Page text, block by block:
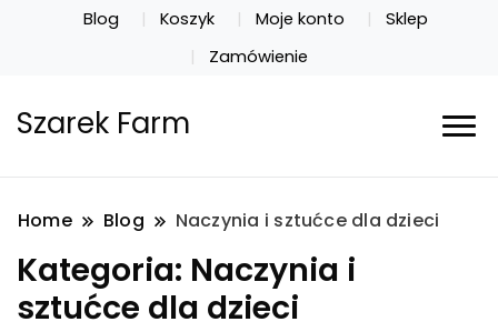
Blog Koszyk Moje konto
Sklep
Zamówienie
Szarek Farm
Home Blog Naczynia i sztućce dla dzieci
Kategoria: Naczynia i
sztućce dla dzieci